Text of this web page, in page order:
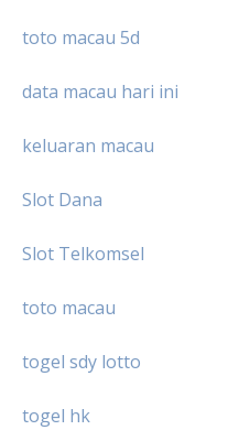
toto macau 5d
data macau hari ini
keluaran macau
Slot Dana
Slot Telkomsel
toto macau
togel sdy lotto
togel hk